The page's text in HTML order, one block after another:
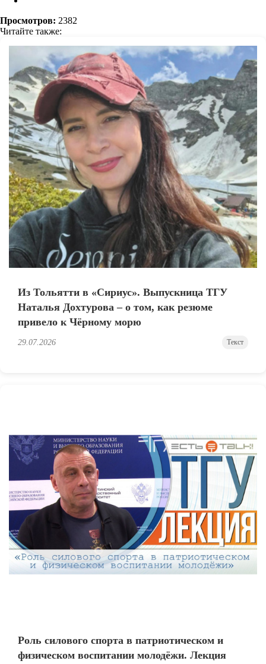
Просмотров: 2382
Читайте также:
Из Тольятти в «Сириус». Выпускница ТГУ
Наталья Дохтурова – о том, как резюме
привело к Чёрному морю
29.07.2026 Текст
Роль силового спорта в патриотическом и
физическом воспитании молодёжи. Лекция